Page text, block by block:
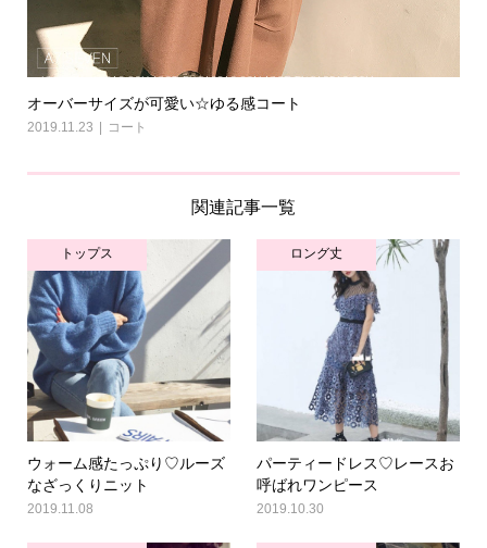
オーバーサイズが可愛い☆ゆる感コート
2019.11.23 コート
関連記事一覧
トップス
ウォーム感たっぷり♡ルーズ
なざっくりニット
2019.11.08
ロング丈
パーティードレス♡レースお
呼ばれワンピース
2019.10.30